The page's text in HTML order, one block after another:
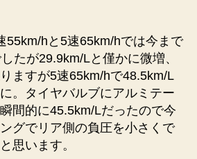
55km/hと5速65km/hでは今まで
たが29.9km/Lと僅かに微増、
ますが5速65km/hで48.5km/L
。タイヤバルブにアルミテー
間的に45.5km/Lだったので今
グでリア側の負圧を小さくで
思います。